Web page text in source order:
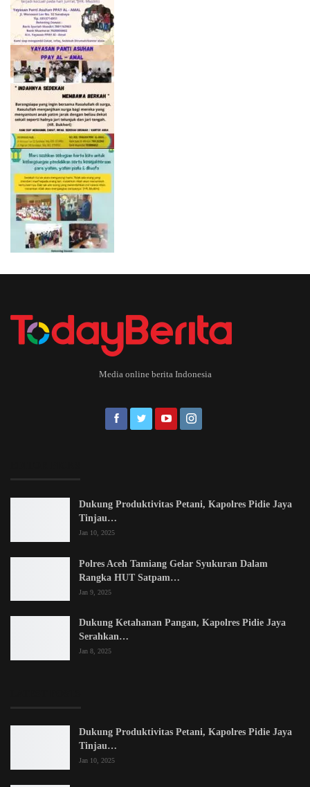
Media online berita Indonesia
Dukung Produktivitas Petani, Kapolres Pidie Jaya
Tinjau…
Jan 10, 2025
Polres Aceh Tamiang Gelar Syukuran Dalam
Rangka HUT Satpam…
Jan 9, 2025
Dukung Ketahanan Pangan, Kapolres Pidie Jaya
Serahkan…
Jan 8, 2025
Dukung Produktivitas Petani, Kapolres Pidie Jaya
Tinjau…
Jan 10, 2025